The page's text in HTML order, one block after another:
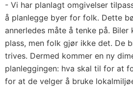
- Vi har planlagt omgivelser
å planlegge byer for folk. Dette
annerledes måte å tenke på.
plass, men folk gjør ikke det. De
trives. Dermed kommer en ny
planleggingen: hva skal til for at
for at de velger å bruke